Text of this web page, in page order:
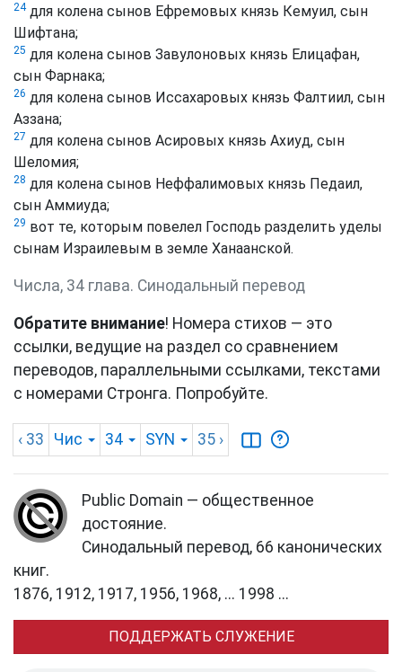
24для колена сынов Ефремовых князь Кемуил, сын
Шифтана;
25 для колена сынов Завулоновых князь Елицафан,
сын Фарнака;
26 для колена сынов Иссахаровых князь Фалтиил, сын
Аззана;
27 для колена сынов Асировых князь Ахиуд, сын
Шеломия;
28 для колена сынов Неффалимовых князь Педаил,
сын Аммиуда;
29 вот те, которым повелел Господь разделить уделы
сынам Израилевым в земле Ханаанской.
Числа, 34 глава. Синодальный перевод
Обратите внимание! Номера стихов — это
ссылки, ведущие на раздел со сравнением
переводов, параллельными ссылками, текстами
с номерами Стронга. Попробуйте.
‹ 33 Чис 34 SYN 35 ›
Public Domain — общественное
достояние.
Синодальный перевод, 66 канонических
книг.
1876, 1912, 1917, 1956, 1968, ... 1998 ...
ПОДДЕРЖАТЬ СЛУЖЕНИЕ